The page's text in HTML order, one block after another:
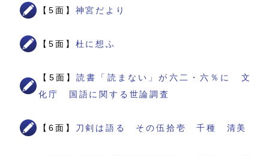
【5面】 神宮だより
【5面】 杜に想ふ
【5面】読書「読まない」が六二・六％に 文
化庁 国語に関する世論調査
【6面】 刀剣は語る その伍拾壱 千種 清美